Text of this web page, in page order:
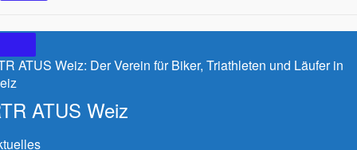
ATUS Weiz: Der Verein für Biker, Triathleten und Läufer in
ATUS Weiz